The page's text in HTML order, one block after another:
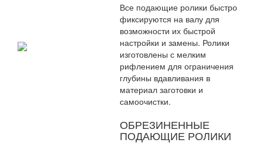
Все подающие ролики быстро
фиксируются на валу для
возможности их быстрой
настройки и замены. Ролики
изготовлены с мелким
рифлением для ограничения
глубины вдавливания в
материал заготовки и
самоочистки.
ОБРЕЗИНЕННЫЕ
ПОДАЮЩИЕ РОЛИКИ